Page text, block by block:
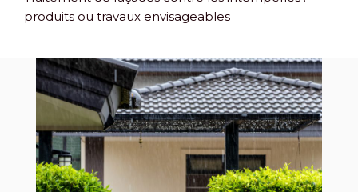
produits ou travaux envisageables